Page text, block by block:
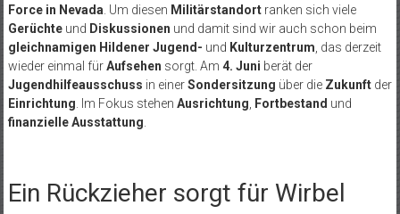
Force in Nevada. Um diesen Militärstandortranken sich viele
Gerüchteund Diskussionen und damit sind wir auch schon beim
gleichnamigen Hildener Jugend- und Kulturzentrum, das derzeit
wieder einmal fürAufsehen sorgt. Am 4. Juni berät der
Jugendhilfeausschuss in einerSondersitzung über die Zukunftder
Einrichtung. Im Fokus stehen Ausrichtung, Fortbestand und
finanzielle Ausstattung.
Ein Rückzieher sorgt für Wirbel